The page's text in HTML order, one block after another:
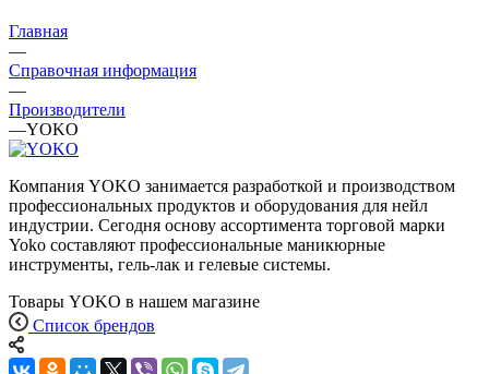
Главная
—
Справочная информация
—
Производители
—YOKO
Компания YOKO занимается разработкой и производством
профессиональных продуктов и оборудования для нейл
индустрии. Сегодня основу ассортимента торговой марки
Yoko составляют профессиональные маникюрные
инструменты, гель-лак и гелевые системы.
Товары YOKO в нашем магазине
Список брендов